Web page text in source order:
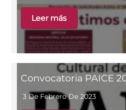
Leer más
Convocatoria PAICE
3 De Febrero De 2023